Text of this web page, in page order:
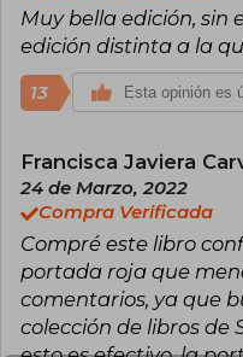
Muy bella edición, sin
edición distinta a la
13 Esta opinión es
Francisca Javiera
24 de Marzo, 2022
Compra Verificada
Compré este libro
portada roja que
comentarios, ya que
colección de libros de